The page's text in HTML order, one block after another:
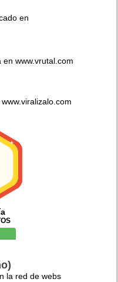
en
www.vrutal.com
la red de webs